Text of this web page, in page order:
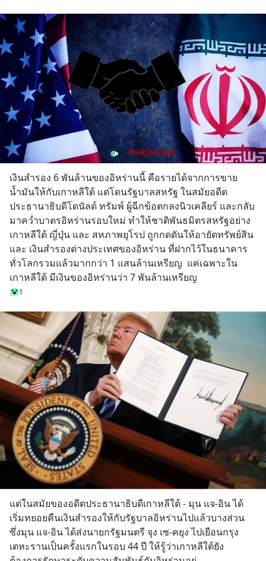
เงินสำรอง 6 พันล้านของอิหร่านนี้ คือรายได้จากการขาย
น้ำมันให้กับเกาหลีใต้ แต่โดนรัฐบาลสหรัฐ ในสมัยอดีต
ประธานาธิบดีโดนัลด์ ทรัมพ์ ผู้ฉีกข้อตกลงนิวเคลียร์ และกลับ
มาคว่ำบาตรอิหร่านรอบใหม่ ทำให้ชาติพันธมิตรสหรัฐอย่าง
เกาหลีใต้ ญี่ปุ่น และ สหภาพยุโรป ถูกกดดันให้อายัดทรัพย์สิน
และ เงินสำรองต่างประเทศของอิหร่าน ที่ฝากไว้ในธนาคาร
ทั่วโลกรวมแล้วมากกว่า 1 แสนล้านเหรียญ  แค่เฉพาะใน
เกาหลีใต้ มีเงินของอิหร่านว่า 7 พันล้านเหรียญ
1
แต่ในสมัยของอดีตประธานาธิบดีเกาหลีใต้ - มุน แจ-อิน ได้
เริ่มทยอยคืนเงินสำรองให้กับรัฐบาลอิหร่านไปแล้วบางส่วน
ซึ่งมุน แจ-อิน ได้ส่งนายกรัฐมนตรี จุง เซ-คยุง ไปเยือนกรุง
เตหะรานเป็นครั้งแรกในรอบ 44 ปี ให้รู้ว่าเกาหลีใต้ยัง